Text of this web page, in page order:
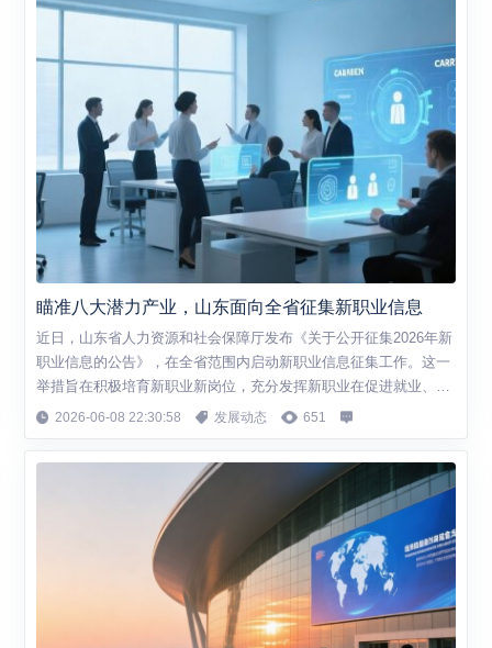
瞄准八大潜力产业，山东面向全省征集新职业信息
近日，山东省人力资源和社会保障厅发布《关于公开征集2026年新
职业信息的公告》，在全省范围内启动新职业信息征集工作。这一
举措旨在积极培育新职业新岗位，充分发挥新职业在促进就业、聚
集人才、发展新产业新技术中的重要作用。 聚焦"十大工程"，八大
产业成征集重点 根据公告，本次新职业征集重点聚焦"十大工程"，
以优化提升传统产业、培育壮大新兴产业和未来产业、扩能提质现
代服务业、大力发展数字经济、...
2026-06-08 22:30:58 发展动态 651